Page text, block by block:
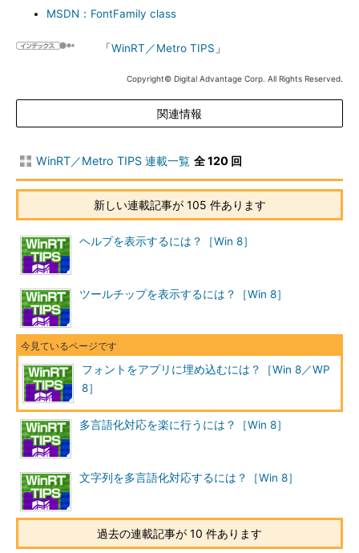
MSDN：FontFamily class
「WinRT／Metro TIPS 」
Copyright© Digital Advantage Corp. All Rights Reserved.
関連情報
WinRT／Metro TIPS 連載一覧 全 120 回
新しい連載記事が 105 件あります
ヘルプを表示するには？［Win 8］
ツールチップを表示するには？［Win 8］
フォントをアプリに埋め込むには？［Win 8／WP
8］
多言語化対応を楽に行うには？［Win 8］
文字列を多言語化対応するには？［Win 8］
過去の連載記事が 10 件あります